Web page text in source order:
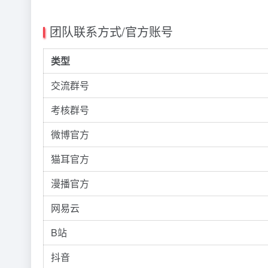
团队联系方式/官方账号
类型
交流群号
考核群号
微博官方
猫耳官方
漫播官方
网易云
B站
抖音